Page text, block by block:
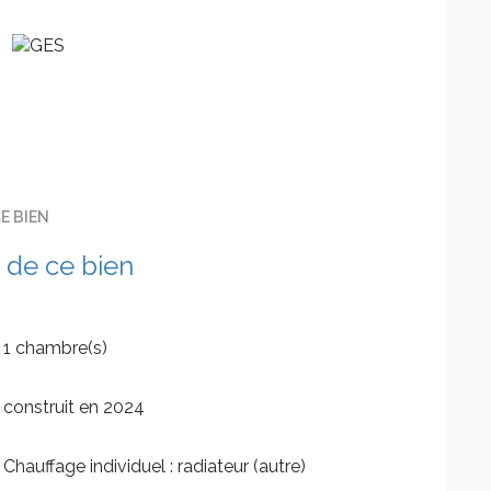
B1).
BIEN
ce bien
1 chambre(s)
construit en 2024
Chauffage individuel : radiateur (autre)